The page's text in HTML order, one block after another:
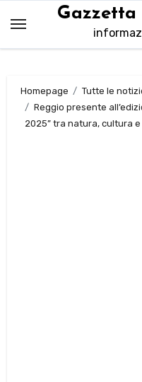
contenuto
Homepage Tutte le
Reggio presente
2025” tra natura, cultura